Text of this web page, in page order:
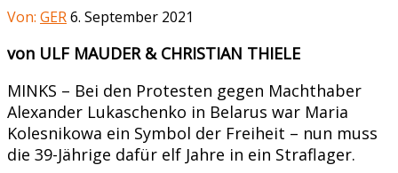
Von: GER6. September 2021
von ULF MAUDER & CHRISTIAN THIELE
MINKS – Bei den Protesten gegen Machthaber
Alexander Lukaschenko in Belarus war Maria
Kolesnikowa ein Symbol der Freiheit – nun muss
die 39-Jährige dafür elf Jahre in ein Straflager.